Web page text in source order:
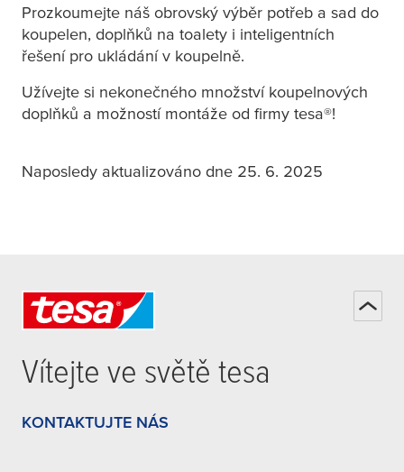
Souprava WC
štětky s držákem
Roll Holder With
Lid, Self-Adhesive,
Stainless Steel
osušku dvojitá
White Držák na
tesa® MOON
WHITE Tyč na
Prozkoumejte náš obrovský výběr potřeb a sad do
koupelen, doplňků na toalety i inteligentních
řešení pro ukládání v koupelně.
Užívejte si nekonečného množství koupelnových
doplňků a možností montáže od firmy tesa®!
Naposledy aktualizováno dne 25. 6. 2025
Vítejte ve světě tesa
KONTAKTUJTE NÁS